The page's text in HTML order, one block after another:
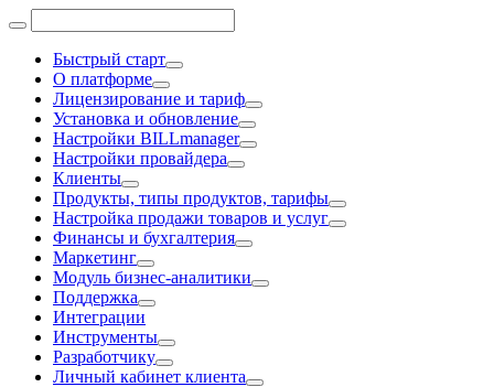
Быстрый старт
О платформе
Лицензирование и тариф
Установка и обновление
Настройки BILLmanager
Настройки провайдера
Клиенты
Продукты, типы продуктов, тарифы
Настройка продажи товаров и услуг
Финансы и бухгалтерия
Маркетинг
Модуль бизнес-аналитики
Поддержка
Интеграции
Инструменты
Разработчику
Личный кабинет клиента